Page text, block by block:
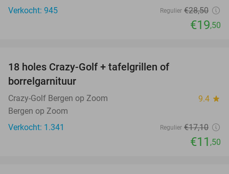
Verkocht: 945
Regulier €28,50
€19,50
18 holes Crazy-Golf + tafelgrillen of
borrelgarnituur
Crazy-Golf Bergen op Zoom 9.4 star
Bergen op Zoom
Verkocht: 1.341
Regulier €17,10
€11 ,50